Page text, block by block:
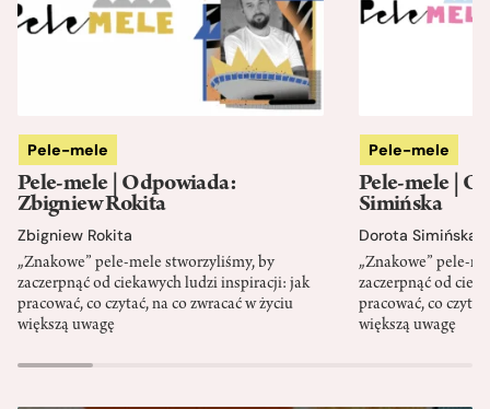
Pele-mele
Pele-mele | Odpowiada:
Zbigniew Rokita
Zbigniew Rokita
„Znakowe” pele-mele stworzyliśmy, by
zaczerpnąć od ciekawych ludzi inspiracji: jak
pracować, co czytać, na co zwracać w życiu
większą uwagę
Pele-mele
Pele-mele |
Simińska
Dorota Simińska
„Znakowe” pele-
zaczerpnąć od
pracować, co
większą uwagę